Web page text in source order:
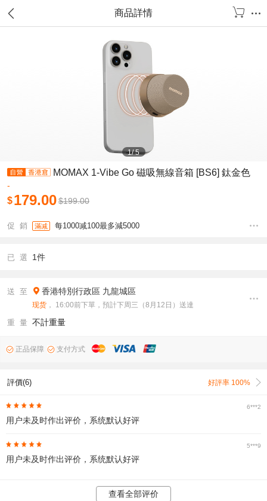
商品詳情
1/5
MOMAX 1-Vibe Go 磁吸無線音箱 [BS6] 鈦金色
-
$179.00$199.00
促 銷 滿减 每1000减100最多減5000
已 選 1件
送 至 香港特別行政區 九龍城區
现货 ， 16:00前下單，預計下周三（8月12日）送達
重 量 不計重量
正品保障 支付方式
評價(6) 好評率 100%
6***2
用户未及时作出评价，系统默认好评
5***9
用户未及时作出评价，系统默认好评
查看全部评价